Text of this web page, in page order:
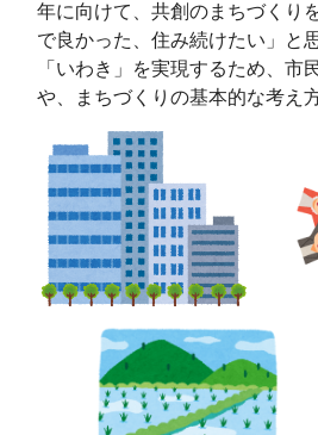
年に向けて、共創のまちづくり
で良かった、住み続けたい」と
「いわき」を実現するため、市
や、まちづくりの基本的な考え